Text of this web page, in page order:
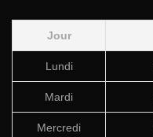
Jour
Lundi
Mardi
Mercredi